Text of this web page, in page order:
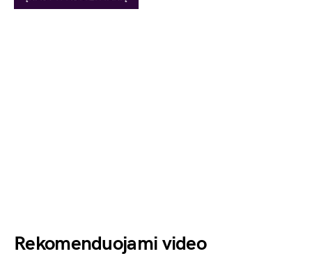
Rekomenduojami video